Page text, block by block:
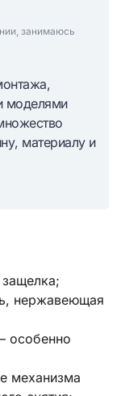
занимаюсь
моделями
материалу и
нержавеющая
особенно
механизма